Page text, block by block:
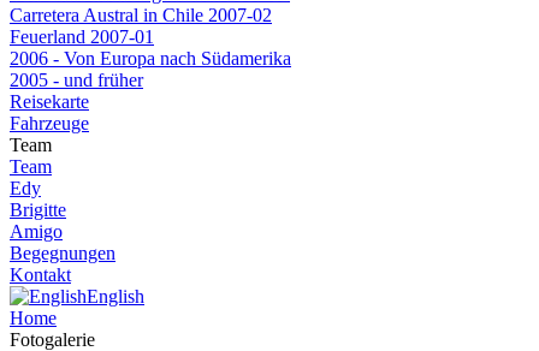
Carretera Austral in Chile 2007-02
Feuerland 2007-01
2006 - Von Europa nach Südamerika
2005 - und früher
Reisekarte
Fahrzeuge
Team
Team
Edy
Brigitte
Amigo
Begegnungen
Kontakt
English
Home
Fotogalerie